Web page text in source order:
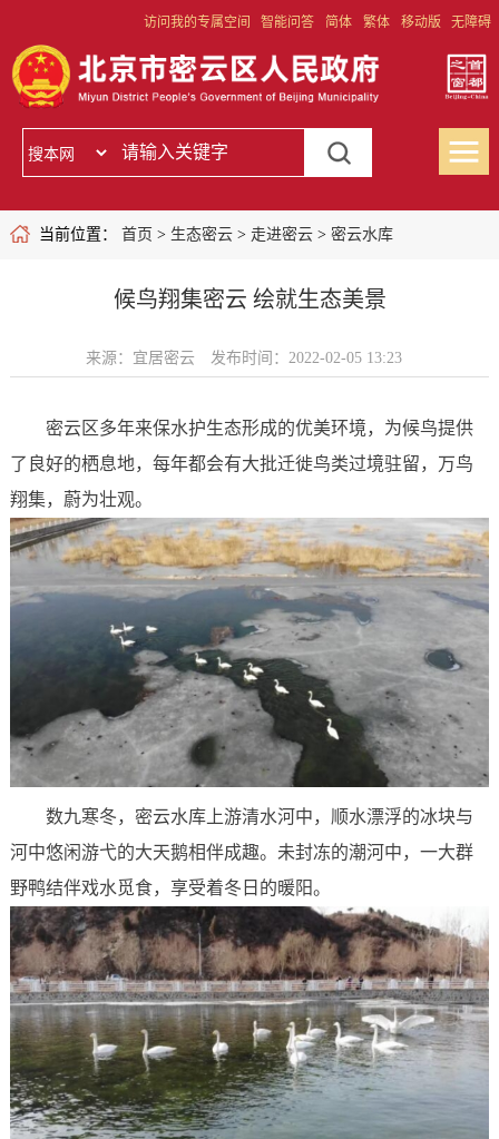
访问我的专属空间 智能问答 简体 繁体 移动版 无障碍
当前位置： 首页 > 生态密云> 走进密云> 密云水库
候鸟翔集密云 绘就生态美景
来源：宜居密云 发布时间：2022-02-05 13:23
密云区多年来保水护生态形成的优美环境，为候鸟提供
了良好的栖息地，每年都会有大批迁徙鸟类过境驻留，万鸟
翔集，蔚为壮观。
数九寒冬，密云水库上游清水河中，顺水漂浮的冰块与
河中悠闲游弋的大天鹅相伴成趣。未封冻的潮河中，一大群
野鸭结伴戏水觅食，享受着冬日的暖阳。